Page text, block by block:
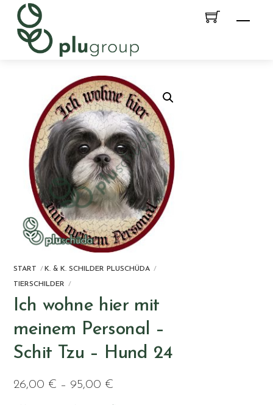
Skip
content
START K. & K. SCHILDER PLUSCHÜDA
TIERSCHILDER
Ich wohne hier mit
meinem Personal –
Schit Tzu – Hund 24
26,00 € – 95,00 €